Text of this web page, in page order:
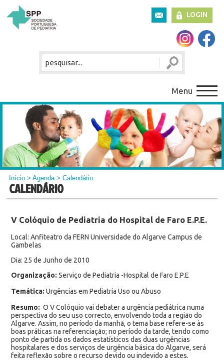
LOGIN
Menu
Início >Agenda> Calendário
CALENDÁRIO
V Colóquio de Pediatria do Hospital de Faro E.P.E.
Local: Anfiteatro da FERN Universidade do Algarve Campus de
Gambelas
Dia: 25 de Junho de 2010
Organização: Serviço de Pediatria -Hospital de Faro E.P.E
Temática: Urgências em Pediatria Uso ou Abuso
Resumo: O V Colóquio vai debater a urgência pediátrica numa
perspectiva do seu uso correcto, envolvendo toda a região do
Algarve. Assim, no período da manhã, o tema base refere-se às
boas práticas na referenciação; no período da tarde, tendo como
ponto de partida os dados estatísticos das duas urgências
hospitalares e dos serviços de urgência básica do Algarve, será
feita reflexão sobre o recurso devido ou indevido a estes.